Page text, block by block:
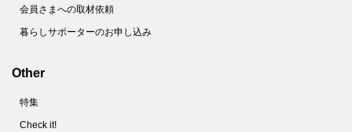
会員さまへの取材依頼
暮らしサポーターのお申し込み
Other
特集
Check it!